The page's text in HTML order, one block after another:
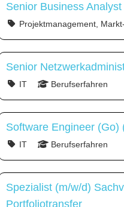
Senior Business
Projektmanagement,
Senior
IT Berufserfahren
Software Engineer (Go)
IT Berufserfahren
Spezialist (m/w/d)
Portfoliotransfer